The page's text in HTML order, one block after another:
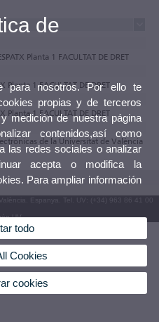
Planta 1 FACULTAT DE DRET
Planta 1 FACULTAT DE DRET
Planta 1 FACULTAT DE DRET
de la Universitat de València
Espanya. Tel. UV: (+34) 963 86 41 00
UV
de
para nosotros. Por ello te
propias y de terceros
medición de nuestra página
contenidos,así como
las redes sociales o analizar
acepta o modifica la
Para ampliar información
todo
Cookies
cookies